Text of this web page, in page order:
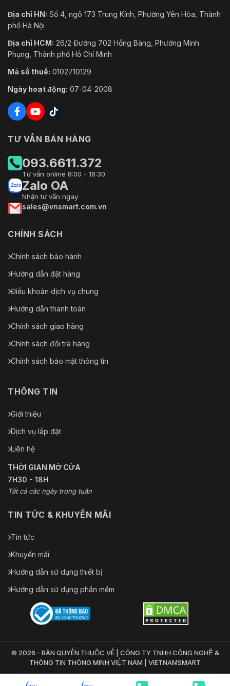
Địa chỉ HN: Số 4, ngõ 173 Trung Kính, Phường Yên Hòa, Thành
phố Hà Nội
Địa chỉ HCM: 26/2 Đường 702 Hồng Bàng, Phường Minh
Phụng, Thành phố Hồ Chí Minh
Mã số thuế: 0102710129
Ngày hoạt động: 07-04-2008
TƯ VẤN BÁN HÀNG
093.6611.372
Tư vấn online 8:00 - 18:30
Zalo OA
Nhận tư vấn ngay
sales@vnsmart.com.vn
CHÍNH SÁCH
Chính sách bảo hành
Hướng dẫn đặt hàng
Điều khoản dịch vụ chung
Hướng dẫn thanh toán
Chính sách giao hàng
Chính sách đổi trả hàng
Chính sách bảo mật thông tin
THÔNG TIN
Giới thiệu
Dịch vụ lắp đặt
Liên hệ
THỜI GIAN MỞ CỬA
7H30 - 18H
Tất cả các ngày trong tuần
TIN TỨC & KHUYẾN MÃI
Tin tức
Khuyến mãi
Hướng dẫn sử dụng thiết bị
Hướng dẫn sử dụng phần mềm
© 2026 - BẢN QUYỀN THUỘC VỀ | CÔNG TY TNHH CÔNG NGHỆ &
THÔNG TIN THÔNG MINH VIỆT NAM | VIETNAMSMART